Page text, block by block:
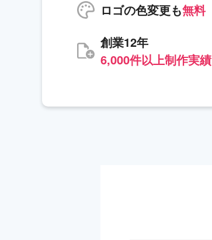
ロゴの色変更も無料
創業12年
6,000件以上制作実績